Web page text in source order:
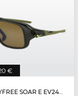
€
SOAR E EV24002 - 355